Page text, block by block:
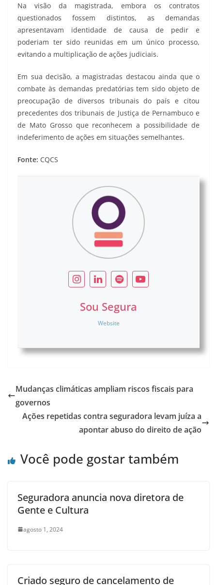
Na visão da magistrada, embora os contratos
questionados fossem distintos, as demandas
apresentavam identidade de causa de pedir e
poderiam ter sido reunidas em um único processo,
evitando a multiplicação de ações judiciais.
Em sua decisão, a magistradas destacou ainda que o
combate às demandas predatórias tem sido objeto de
preocupação de diversos tribunais do país e citou
precedentes dos tribunais de Justiça de Pernambuco e
de Mato Grosso que reconhecem a possibilidade de
indeferimento de ações em situações semelhantes.
Fonte: CQCS
Sou Segura
Website
Mudanças climáticas ampliam riscos fiscais para
governos
Ações repetidas contra seguradora levam juíza a
apontar abuso do direito de ação
Você pode gostar também
Seguradora anuncia nova diretora de
Gente e Cultura
agosto 1, 2024
Criado seguro de cancelamento de